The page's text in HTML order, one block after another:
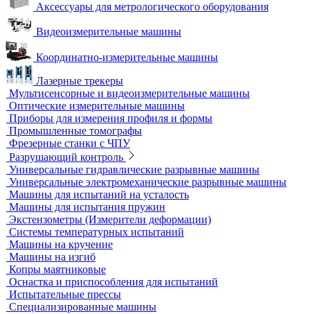
Электрический контроль
Дефектоскопы электроискровые
Автоматизация и роботизация
Автоматизация производственных процессов
Оборудование для контроля качества геометрии
Вертикальные фрезерные станки по металлу
Комлектующие для КИМ
Лазерные маркировщики
Оборудование для контроля геометрии
3D-сканеры
Аксессуары для метрологического оборудования
Видеоизмерительные машины
Координатно-измерительные машины
Лазерные трекеры
Мультисенсорные и видеоизмерительные машины
Оптические измерительные машины
Приборы для измерения профиля и формы
Промышленные томографы
Фрезерные станки с ЧПУ